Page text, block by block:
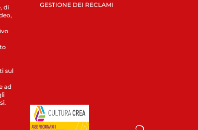
di
sul
ad
GESTIONE DEI RECLAMI